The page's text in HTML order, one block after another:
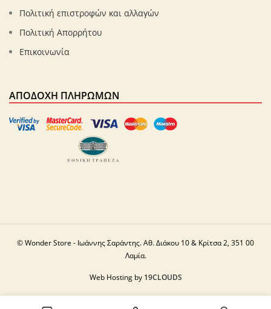
Πολιτική επιστροφών και αλλαγών
Πολιτική Απορρήτου
Επικοινωνία
ΑΠΟΔΟΧΉ ΠΛΗΡΩΜΏΝ
© Wonder Store - Ιωάννης Σαράντης. Αθ. Διάκου 10 & Κρίτσα 2, 351 00
Λαμία.
Web Hosting by 19CLOUDS